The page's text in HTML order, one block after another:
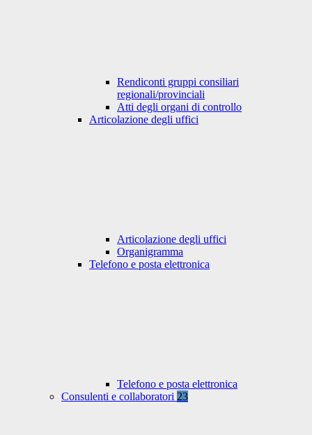
Rendiconti gruppi consiliari
regionali/provinciali
Atti degli organi di controllo
Articolazione degli uffici
Articolazione degli uffici
Organigramma
Telefono e posta elettronica
Telefono e posta elettronica
Consulenti e collaboratori 23